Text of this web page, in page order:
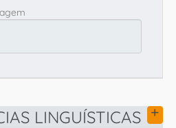
LINGUÍSTICAS